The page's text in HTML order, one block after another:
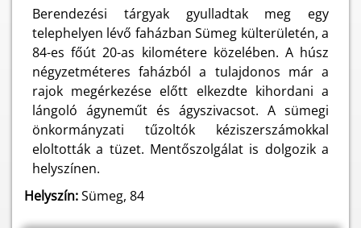
Berendezési tárgyak gyulladtak meg egy
telephelyen lévő faházban Sümeg külterületén, a
84-es főút 20-as kilométere közelében. A húsz
négyzetméteres faházból a tulajdonos már a
rajok megérkezése előtt elkezdte kihordani a
lángoló ágyneműt és ágyszivacsot. A sümegi
önkormányzati tűzoltók kéziszerszámokkal
eloltották a tüzet. Mentőszolgálat is dolgozik a
helyszínen.
Helyszín:Sümeg, 84